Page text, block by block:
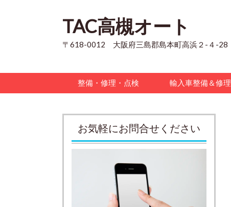
TAC高槻オート
〒618-0012 大阪府三島郡島本町高浜２-４-28
整備・修理・点検 輸入車整備＆修理
お気軽にお問合せください